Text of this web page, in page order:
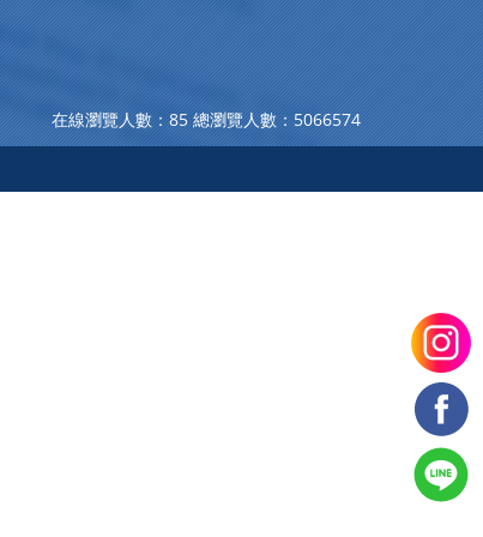
在線瀏覽人數：85 總瀏覽人數：5066574